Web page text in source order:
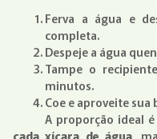
Ferva a água e
completa.
Despeje a água
Tampe o
minutos.
Coe e aproveite
A proporção ideal